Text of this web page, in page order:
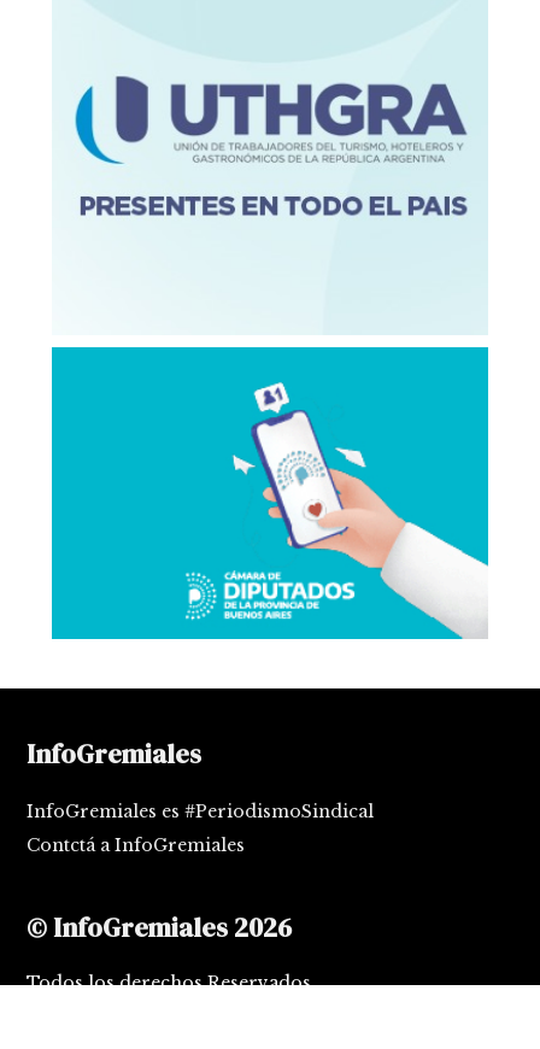
InfoGremiales
InfoGremiales es #PeriodismoSindical
Contctá a InfoGremiales
© InfoGremiales 2026
Todos los derechos Reservados